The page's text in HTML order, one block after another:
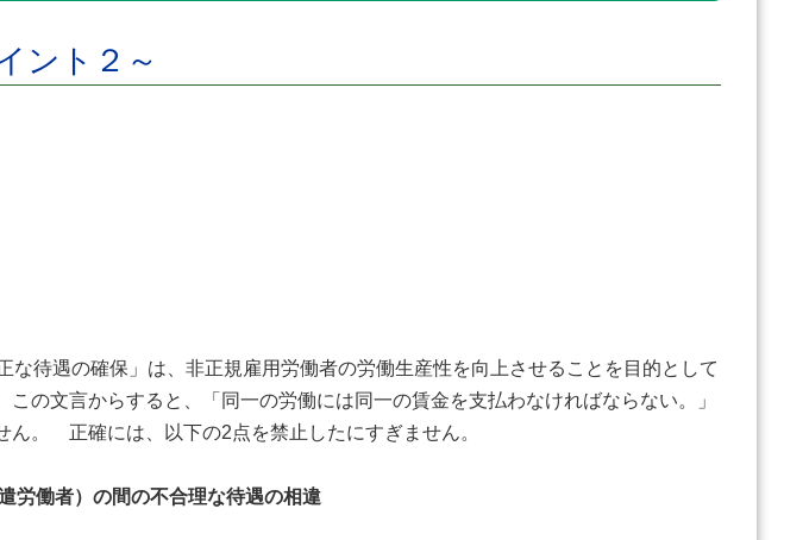
ント２～
待遇の確保」は、非正規雇用労働者の労働生産性を向上させることを目的として
の文言からすると、「同一の労働には同一の賃金を支払わなければならない。」
ん。 正確には、以下の2点を禁止したにすぎません。
労働者）の間の不合理な待遇の相違